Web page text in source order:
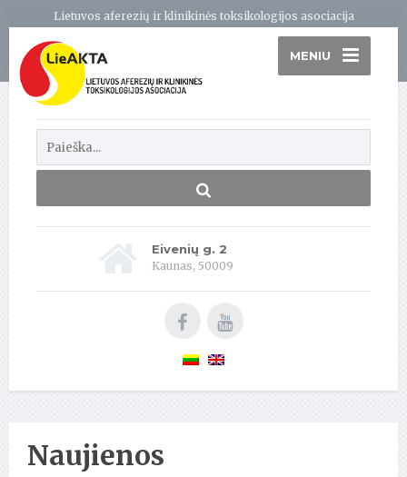
Lietuvos aferezių ir klinikinės toksikologijos asociacija
MENIU
Eivenių g. 2
Kaunas, 50009
Naujienos